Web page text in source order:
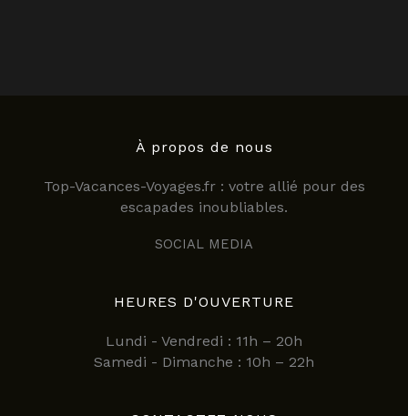
À propos de nous
Top-Vacances-Voyages.fr : votre allié pour des
escapades inoubliables.
SOCIAL MEDIA
HEURES D'OUVERTURE
Lundi - Vendredi : 11h – 20h
Samedi - Dimanche : 10h – 22h